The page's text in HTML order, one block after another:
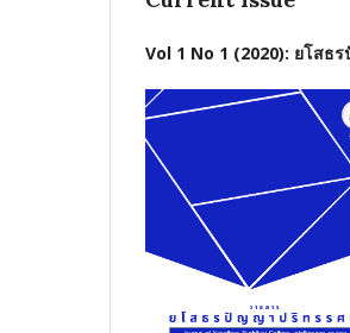
Vol 1 No 1 (2020): ยโสธ